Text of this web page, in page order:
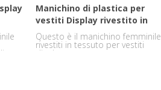
Manichino di plastica per
vestiti Display rivestito in
tessuto
Questo è il manichino femminile
rivestiti in tessuto per vestiti
display.